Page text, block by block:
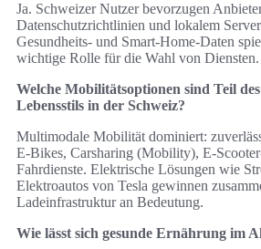
Ja. Schweizer Nutzer bevorzugen
Datenschutzrichtlinien und lokalem
Gesundheits- und Smart-Home-Daten
wichtige Rolle für die Wahl von Diensten.
Welche Mobilitätsoptionen sind Teil
Lebensstils in der Schweiz?
Multimodale Mobilität dominiert:
E‑Bikes, Carsharing (Mobility),
Fahrdienste. Elektrische Lösungen wie
Elektroautos von Tesla gewinnen
Ladeinfrastruktur an Bedeutung.
Wie lässt sich gesunde Ernährung im